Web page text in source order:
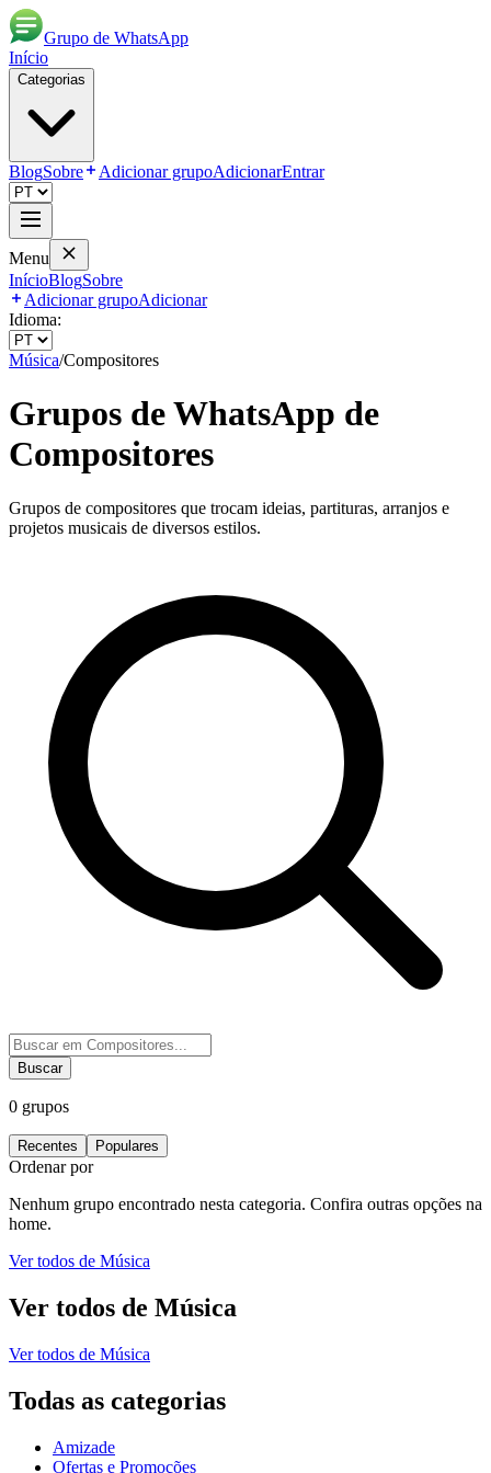
Grupo de WhatsApp
Início
Categorias
BlogSobre Adicionar grupoAdicionarEntrar
Menu
InícioBlogSobre
Adicionar grupoAdicionar
Idioma:
Música/Compositores
Grupos de WhatsApp de
Compositores
Grupos de compositores que trocam ideias, partituras, arranjos e
projetos musicais de diversos estilos.
Buscar
0 grupos
Recentes Populares
Ordenar por
Nenhum grupo encontrado nesta categoria. Confira outras opções na
home.
Ver todos de Música
Ver todos de Música
Ver todos de Música
Todas as categorias
Amizade
Ofertas e Promoções